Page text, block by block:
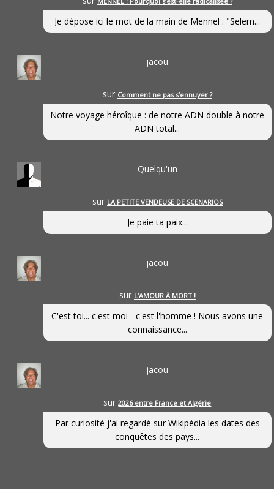
Je dépose ici le mot de la main de Mennel : "Selem...
jacou
sur Comment ne pas s’ennuyer ?
Notre voyage héroîque : de notre ADN double à notre
ADN total...
Quelqu'un
sur LA PETITE VENDEUSE DE SCENARIOS
Je paie ta paix...
jacou
sur L’AMOUR À MORT !
C'est toi... c'est moi - c'est l'homme ! Nous avons une
connaissance...
jacou
sur2026 entre France et Algérie
Par curiosité j'ai regardé sur Wikipédia les dates des
conquêtes des pays...